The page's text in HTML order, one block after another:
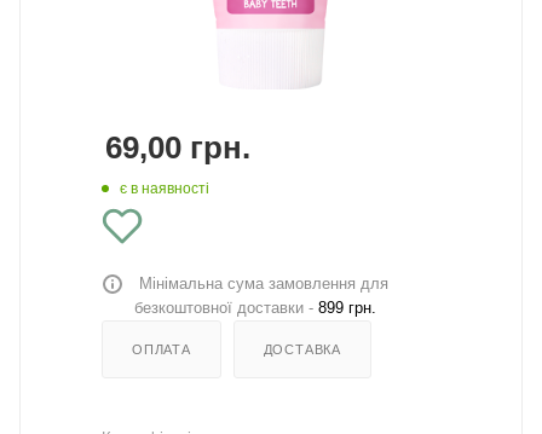
69,00 грн.
є в наявності
Мінімальна сума замовлення для
безкоштовної доставки - 899 грн.
ОПЛАТА ДОСТАВКА